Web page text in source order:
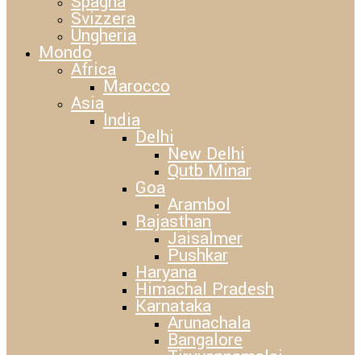
Svizzera
Ungheria
Mondo
Africa
Marocco
Asia
India
Delhi
New Delhi
Qutb Minar
Goa
Arambol
Rajasthan
Jaisalmer
Pushkar
Haryana
Himachal Pradesh
Karnataka
Arunachala
Bangalore